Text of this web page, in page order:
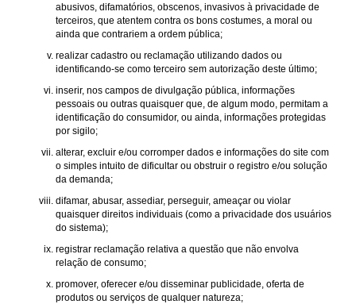
abusivos, difamatórios, obscenos, invasivos à privacidade de
terceiros, que atentem contra os bons costumes, a moral ou
ainda que contrariem a ordem pública;
realizar cadastro ou reclamação utilizando dados ou
identificando-se como terceiro sem autorização deste último;
inserir, nos campos de divulgação pública, informações
pessoais ou outras quaisquer que, de algum modo, permitam a
identificação do consumidor, ou ainda, informações protegidas
por sigilo;
alterar, excluir e/ou corromper dados e informações do site com
o simples intuito de dificultar ou obstruir o registro e/ou solução
da demanda;
difamar, abusar, assediar, perseguir, ameaçar ou violar
quaisquer direitos individuais (como a privacidade dos usuários
do sistema);
registrar reclamação relativa a questão que não envolva
relação de consumo;
promover, oferecer e/ou disseminar publicidade, oferta de
produtos ou serviços de qualquer natureza;